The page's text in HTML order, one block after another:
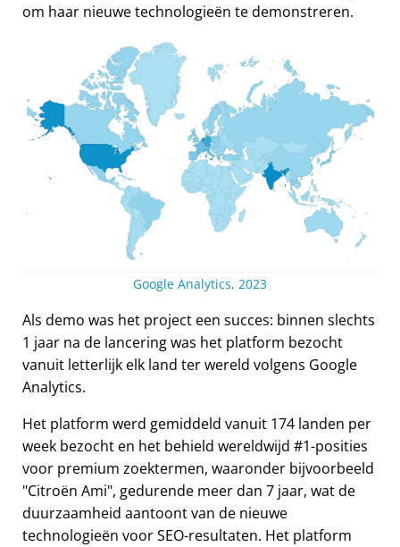
om haar nieuwe technologieën te demonstreren.
Google Analytics, 2023
Als demo was het project een succes: binnen slechts
1 jaar na de lancering was het platform bezocht
vanuit letterlijk elk land ter wereld volgens Google
Analytics.
Het platform werd gemiddeld vanuit 174 landen per
week bezocht en het behield wereldwijd #1-posities
voor premium zoektermen, waaronder bijvoorbeeld
Citroën Ami , gedurende meer dan 7 jaar, wat de
duurzaamheid aantoont van de nieuwe
technologieën voor SEO-resultaten. Het platform